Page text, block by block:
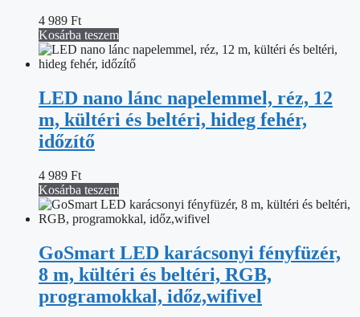
4 989 Ft
Kosárba teszem
LED nano lánc napelemmel, réz, 12
m, kültéri és beltéri, hideg fehér,
időzítő
4 989 Ft
Kosárba teszem
GoSmart LED karácsonyi fényfüzér,
8 m, kültéri és beltéri, RGB,
programokkal, időz,wifivel